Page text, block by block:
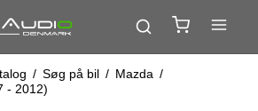
/ Søg på bil / Mazda /
- 2012)